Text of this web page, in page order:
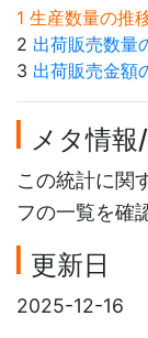
1 生産数量の推
2 出荷販売数量
3 出荷販売金額
メタ情
この統計に関
フの一覧を確
更新日
2025-12-16